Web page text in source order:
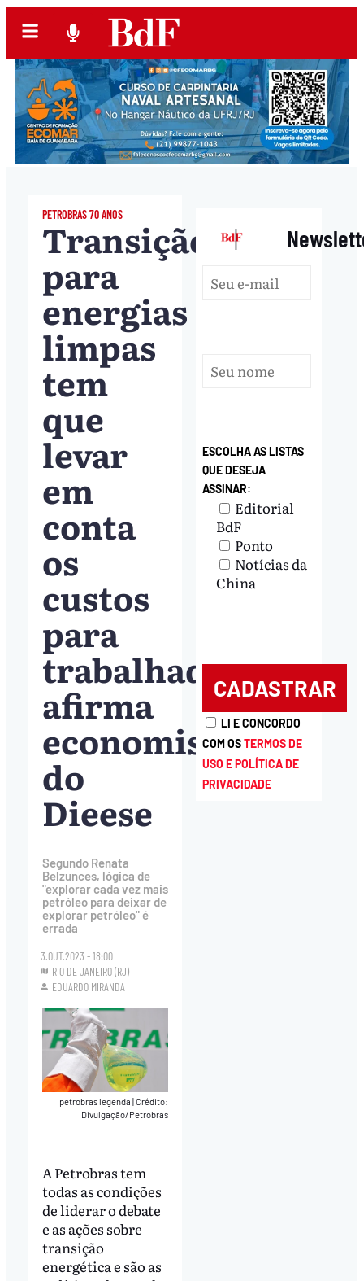
PETROBRAS 70 ANOS
Transição
para
energias
limpas
tem
que
levar
em
conta
os
custos
para
trabalhadores,
afirma
economista
do
Dieese
Segundo Renata
Belzunces, lógica de
"explorar cada vez mais
petróleo para deixar de
explorar petróleo" é
errada
3.OUT.2023 - 18:00
RIO DE JANEIRO (RJ)
EDUARDO MIRANDA
petrobras legenda Crédito:
Divulgação/Petrobras
A Petrobras tem
todas as condições
de liderar o debate
e as ações sobre
transição
energética e são as
|
ESCOLHA AS LISTAS
QUE DESEJA
ASSINAR:
Editorial
BdF
Ponto
Notícias da
China
LI E CONCORDO
COM OSTERMOS DE
USO E POLÍTICA DE
PRIVACIDADE